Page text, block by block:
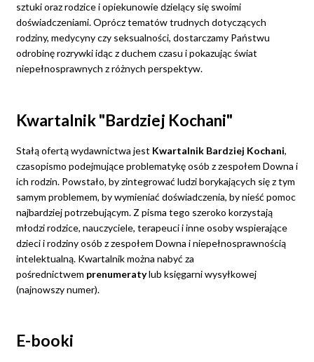
sztuki oraz rodzice i opiekunowie dzielący się swoimi
doświadczeniami. Oprócz tematów trudnych dotyczących
rodziny, medycyny czy seksualności, dostarczamy Państwu
odrobinę rozrywki idąc z duchem czasu i pokazując świat
niepełnosprawnych z różnych perspektyw.
Kwartalnik "Bardziej Kochani"
Stałą ofertą wydawnictwa jest Kwartalnik Bardziej Kochani,
czasopismo podejmujące problematykę osób z zespołem Downa i
ich rodzin. Powstało, by zintegrować ludzi borykających się z tym
samym problemem, by wymieniać doświadczenia, by nieść pomoc
najbardziej potrzebującym. Z pisma tego szeroko korzystają
młodzi rodzice, nauczyciele, terapeuci i inne osoby wspierające
dzieci i rodziny osób z zespołem Downa i niepełnosprawnością
intelektualną. Kwartalnik można nabyć za
pośrednictwem prenumeratylub księgarni wysyłkowej
(najnowszy numer).
E-booki